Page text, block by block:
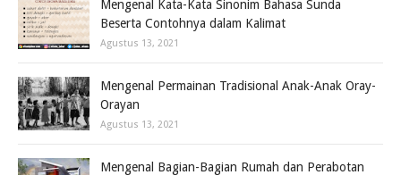
Mengenal Kata-Kata Sinonim Bahasa Sunda
Beserta Contohnya dalam Kalimat
Agustus 13, 2021
Mengenal Permainan Tradisional Anak-Anak Oray-
Orayan
Agustus 13, 2021
Mengenal Bagian-Bagian Rumah dan Perabotan